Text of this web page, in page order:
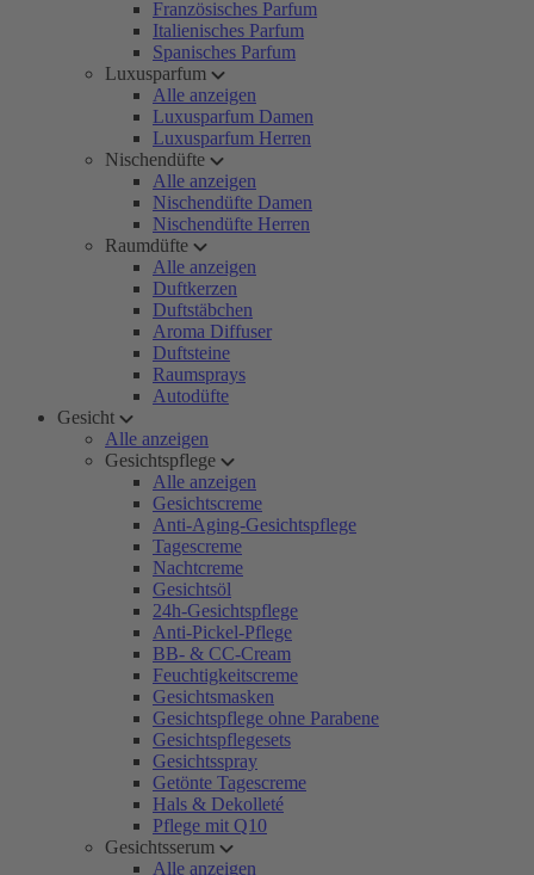
Französisches Parfum
Italienisches Parfum
Spanisches Parfum
Luxusparfum
Alle anzeigen
Luxusparfum Damen
Luxusparfum Herren
Nischendüfte
Alle anzeigen
Nischendüfte Damen
Nischendüfte Herren
Raumdüfte
Alle anzeigen
Duftkerzen
Duftstäbchen
Aroma Diffuser
Duftsteine
Raumsprays
Autodüfte
Gesicht
Alle anzeigen
Gesichtspflege
Alle anzeigen
Gesichtscreme
Anti-Aging-Gesichtspflege
Tagescreme
Nachtcreme
Gesichtsöl
24h-Gesichtspflege
Anti-Pickel-Pflege
BB- & CC-Cream
Feuchtigkeitscreme
Gesichtsmasken
Gesichtspflege ohne Parabene
Gesichtspflegesets
Gesichtsspray
Getönte Tagescreme
Hals & Dekolleté
Pflege mit Q10
Gesichtsserum
Alle anzeigen